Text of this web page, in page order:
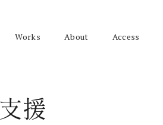
Works About Access
援